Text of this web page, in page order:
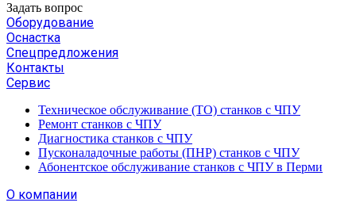
Задать вопрос
Оборудование
Оснастка
Спецпредложения
Контакты
Сервис
Техническое обслуживание (ТО) станков с ЧПУ
Ремонт станков с ЧПУ
Диагностика станков с ЧПУ
Пусконаладочные работы (ПНР) станков с ЧПУ
Абонентское обслуживание станков с ЧПУ в Перми
О компании